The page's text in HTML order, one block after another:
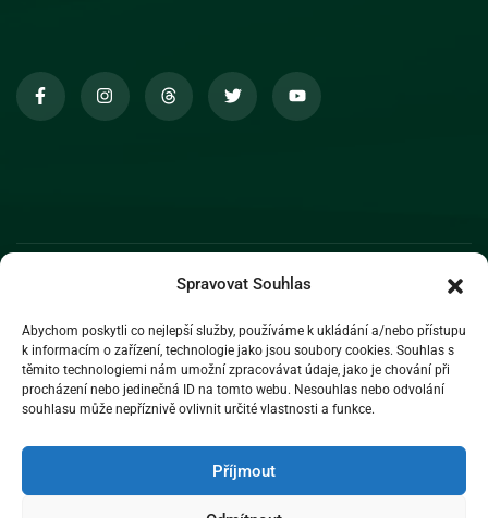
Spravovat Souhlas
Abychom poskytli co nejlepší služby, používáme k ukládání a/nebo přístupu
k informacím o zařízení, technologie jako jsou soubory cookies. Souhlas s
těmito technologiemi nám umožní zpracovávat údaje, jako je chování při
procházení nebo jedinečná ID na tomto webu. Nesouhlas nebo odvolání
souhlasu může nepříznivě ovlivnit určité vlastnosti a funkce.
Příjmout